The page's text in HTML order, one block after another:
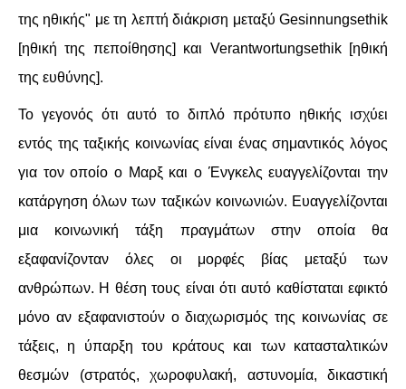
της ηθικής" με τη λεπτή διάκριση μεταξύ Gesinnungsethik
[ηθική της πεποίθησης] και Verantwortungsethik [ηθική
της ευθύνης].
Το γεγονός ότι αυτό το διπλό πρότυπο ηθικής ισχύει
εντός της ταξικής κοινωνίας είναι ένας σημαντικός λόγος
για τον οποίο ο Μαρξ και ο Ένγκελς ευαγγελίζονται την
κατάργηση όλων των ταξικών κοινωνιών. Ευαγγελίζονται
μια κοινωνική τάξη πραγμάτων στην οποία θα
εξαφανίζονταν όλες οι μορφές βίας μεταξύ των
ανθρώπων. Η θέση τους είναι ότι αυτό καθίσταται εφικτό
μόνο αν εξαφανιστούν ο διαχωρισμός της κοινωνίας σε
τάξεις, η ύπαρξη του κράτους και των κατασταλτικών
θεσμών (στρατός, χωροφυλακή, αστυνομία, δικαστική